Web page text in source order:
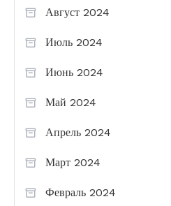
Август 2024
Июль 2024
Июнь 2024
Май 2024
Апрель 2024
Март 2024
Февраль 2024